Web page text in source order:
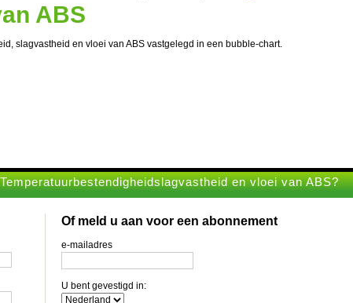
ABS
slagvastheid en vloei van ABS vastgelegd in een bubble-chart.
en vloei van ABS?
Of meld u aan voor een abonnement
e-mailadres
U bent gevestigd in: